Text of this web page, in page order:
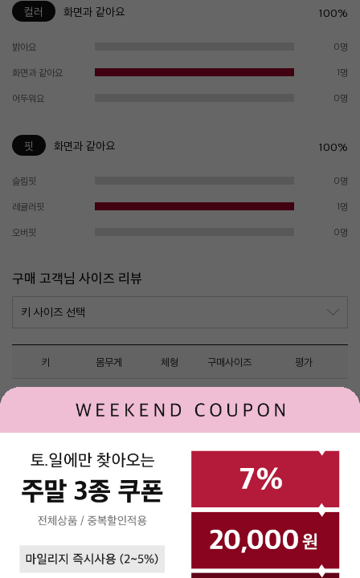
컬러 화면과 같아요 100%
밝아요 0명
화면과 같아요 1명
어두워요 0명
핏 화면과 같아요 100%
슬림핏 0명
레귤러핏 1명
오버핏 0명
구매 고객님 사이즈 리뷰
키 몸무게 체형 구매사이즈 평가
고객님들의 사이즈 리뷰 내역이 존재하지 않습니다.
고객센터 매장안내
BENETTON MALL `
(주)베네통코리아 ▼